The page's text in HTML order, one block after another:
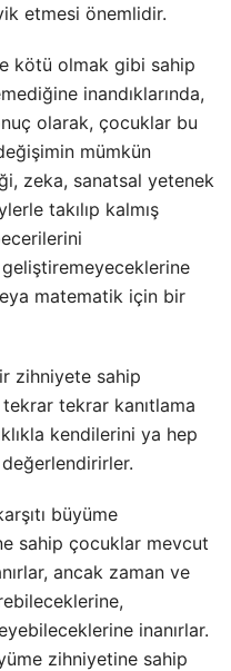
etmesi önemlidir.
kötü olmak gibi sahip
inandıklarında,
olarak, çocuklar bu
mümkün
zeka, sanatsal yetenek
takılıp kalmış
matematik için bir
zihniyete sahip
tekrar kanıtlama
kendilerini ya hep
büyüme
sahip çocuklar mevcut
ancak zaman ve
inanırlar.
zihniyetine sahip